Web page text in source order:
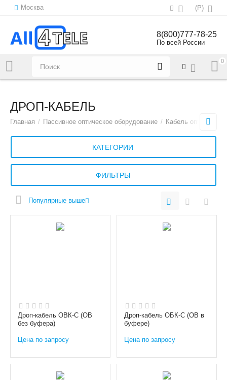
Москва (Р)
Напишите нам:sales@all4tele.com
8(800)777-78-25
По всей России
0
ДРОП-КАБЕЛЬ
Главная / Пассивное оптическое оборудование / Кабель оптический
КАТЕГОРИИ
ФИЛЬТРЫ
Популярные выше
Дроп-кабель ОВК-С (ОВ
без буфера)
Цена по запросу
Дроп-кабель ОБК-С (ОВ в
буфере)
Цена по запросу